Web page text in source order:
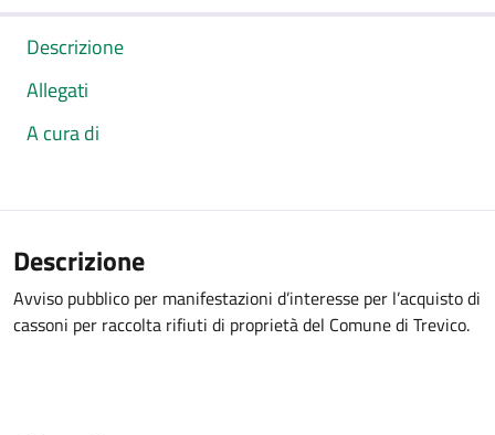
Descrizione
Allegati
A cura di
Descrizione
Avviso pubblico per manifestazioni d’interesse per l’acquisto di
cassoni per raccolta rifiuti di proprietà del Comune di Trevico.